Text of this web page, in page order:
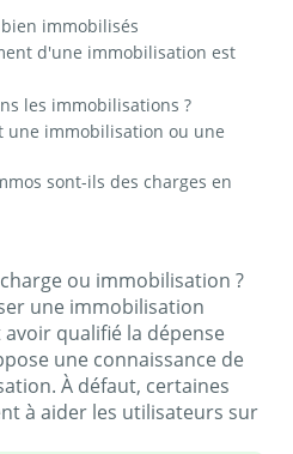
immobilisés
d'une immobilisation est
les immobilisations ?
une immobilisation ou une
sont-ils des charges en
ou immobilisation ?
une immobilisation
qualifié la dépense
une connaissance de
À défaut, certaines
à aider les utilisateurs sur